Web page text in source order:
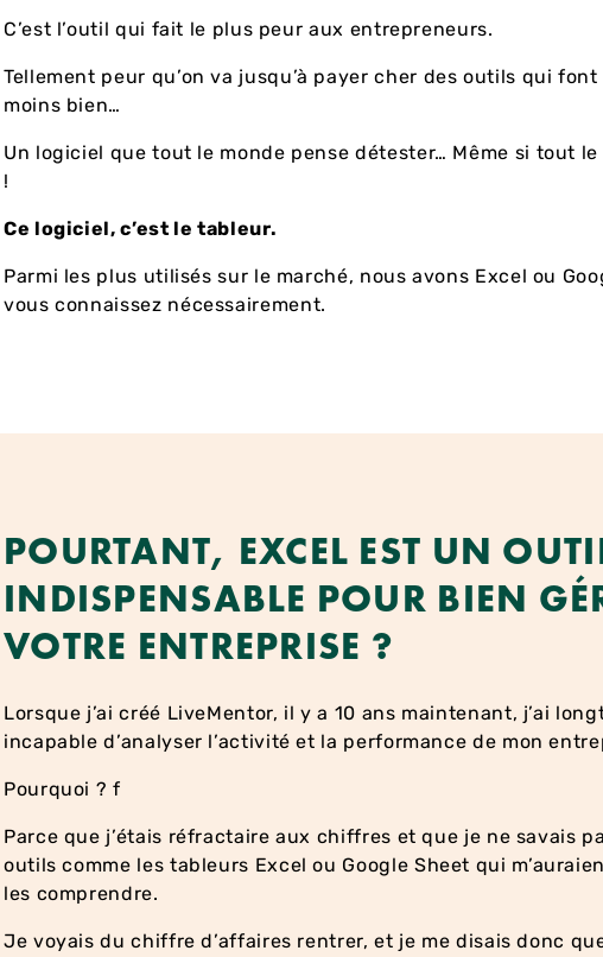
C’est l’outil qui fait le plus peur aux entrepreneurs.
Tellement peur qu’on va jusqu’à payer cher des outils qui font
moins bien…
Un logiciel que tout le monde pense détester… Même si tout
!
Ce logiciel, c’est le tableur.
Parmi les plus utilisés sur le marché, nous avons Excel ou
vous connaissez nécessairement.
POURTANT, EXCEL EST UN
INDISPENSABLE POUR BIEN
VOTRE ENTREPRISE ?
Lorsque j’ai créé LiveMentor, il y a 10 ans maintenant, j’ai
incapable d’analyser l’activité et la performance de mon
Pourquoi ? f
Parce que j’étais réfractaire aux chiffres et que je ne savais
outils comme les tableurs Excel ou Google Sheet qui
les comprendre.
Je voyais du chiffre d’affaires rentrer, et je me disais donc